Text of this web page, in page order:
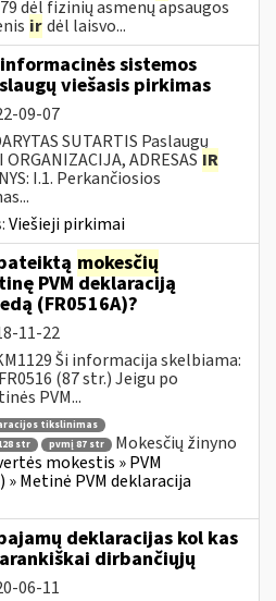
dėl fizinių asmenų apsaugos
irdėl laisvo...
sistemos
viešasis pirkimas
09-07
SUTARTIS Paslaugų
ADRESAS IR
I.1. Perkančiosios
Viešieji pirkimai
mokesčių
PVM deklaraciją
(FR0516A)?
11-22
Ši informacija skelbiama:
(87 str.) Jeigu po
PVM...
tikslinimas
str pvmį 87 str
Mokesčių žinyno
mokestis » PVM
Metinė PVM deklaracija
deklaracijas kol kas
dirbančiųjų
06-11